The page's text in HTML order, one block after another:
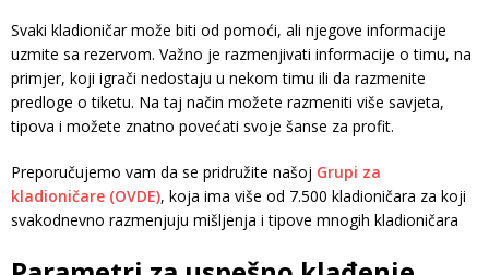
Svaki kladioničar može biti od pomoći, ali njegove informacije
uzmite sa rezervom. Važno je razmenjivati informacije o timu, na
primjer, koji igrači nedostaju u nekom timu ili da razmenite
predloge o tiketu. Na taj način možete razmeniti više savjeta,
tipova i možete znatno povećati svoje šanse za profit.
Preporučujemo vam da se pridružite našoj Grupi za
kladioničare (OVDE), koja ima više od 7.500 kladioničara za koji
svakodnevno razmenjuju mišljenja i tipove mnogih kladioničara